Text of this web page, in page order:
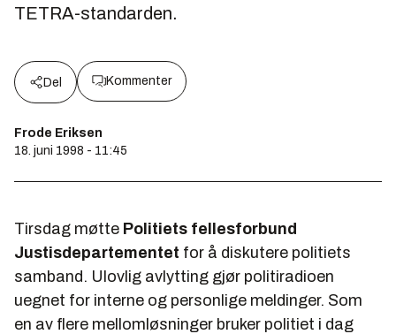
TETRA-standarden.
Del Kommenter
Frode Eriksen
18. juni 1998 - 11:45
Tirsdag møtte Politiets fellesforbund
Justisdepartementet for å diskutere politiets
samband. Ulovlig avlytting gjør politiradioen
uegnet for interne og personlige meldinger. Som
en av flere mellomløsninger bruker politiet i dag